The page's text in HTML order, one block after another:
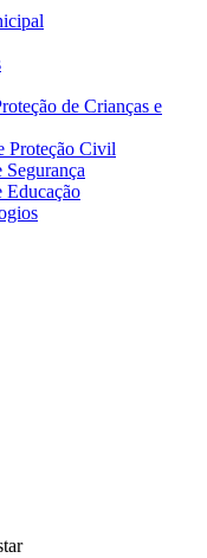
de Crianças e
Proteção Civil
Educação